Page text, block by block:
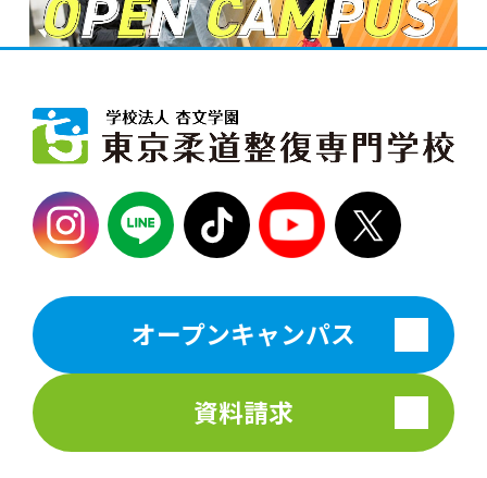
オープンキャンパス
資料請求